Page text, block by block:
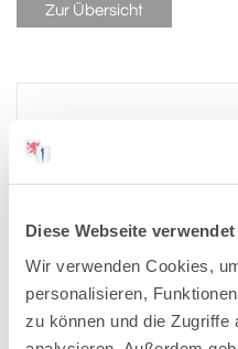
Diese Webseite
Wir verwenden Cookies,
personalisieren,
zu können und die Zugriffe
Zur Übersicht
2025
2024